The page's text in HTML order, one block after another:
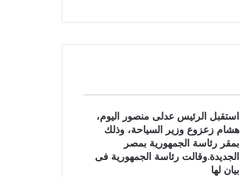
استقبل الرئيس عدلى منصور اليوم،
هشام زعزوع وزير السياحة، وذلك
بمقر رئاسة الجمهورية بمصر
الجديدة.وقالت رئاسة الجمهورية فى
بيان لها